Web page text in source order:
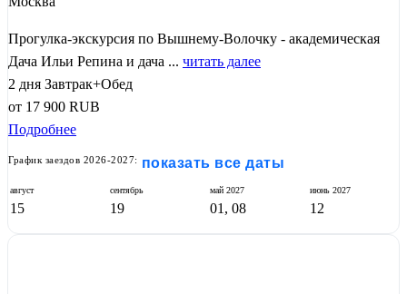
Прогулка-экскурсия по Вышнему-Волочку - академическая
Дача Ильи Репина и дача ... читать далее
2 дня Завтрак+Обед
от 17 900 RUB
Подробнее
График заездов 2026-2027: показать все даты
август
15
сентябрь
19
май 2027
01, 08
июнь 2027
12